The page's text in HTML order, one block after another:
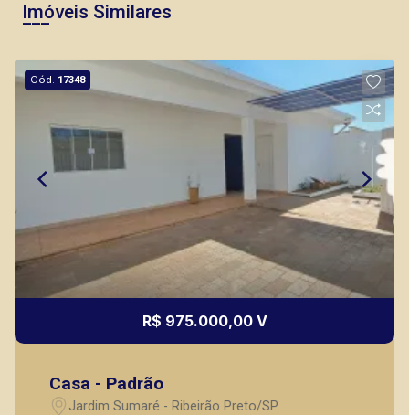
Imóveis Similares
Cód. 17348
R$ 975.000,00 V
Casa - Padrão
Jardim Sumaré - Ribeirão Preto/SP